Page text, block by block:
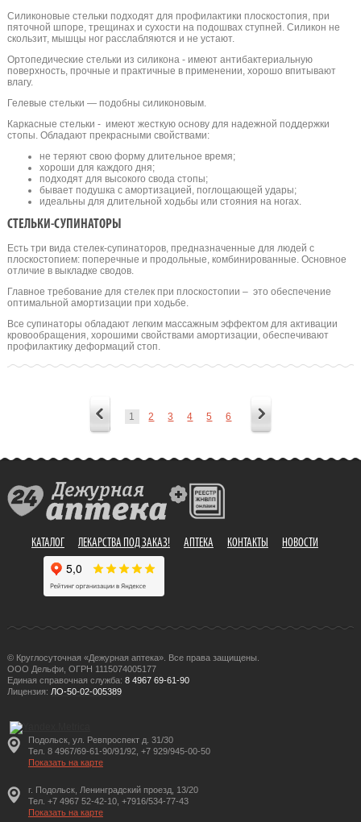
Силиконовые стельки подходят для профилактики плоскостопия, при
пяточной шпоре, трещинах и сухости на подошвах ступней. Силикон не
скользит, мышцы ног расслабляются и не устают.
Ортопедические стельки из силикона - имеют антибактериальную
поверхность, прочные и практичные в применении, хорошо впитывают
влагу.
Гелевые стельки — подобны силиконовым.
Каркасные стельки - имеют жесткую основу для надежной поддержки
стопы. Обладают прекрасными свойствами:
не теряют свою форму длительное время;
хороши для каждого дня;
подходят для высокого свода стопы;
бывает подушка с амортизацией, поглощающей удары;
идеальны для длительной ходьбы или стояния на ногах.
СТЕЛЬКИ-СУПИНАТОРЫ
Есть три вида стелек-супинаторов, предназначенные для людей с
плоскостопием: поперечные и продольные, комбинированные. Основное
отличие в выкладке сводов.
Главное требование для стелек при плоскостопии – это обеспечение
оптимальной амортизации при ходьбе.
Все супинаторы обладают легким массажным эффектом для активации
кровообращения, хорошими свойствами амортизации, обеспечивают
профилактику деформаций стоп.
1 2 3 4 5 6
КАТАЛОГ ЛЕКАРСТВА ПОД ЗАКАЗ! АПТЕКА КОНТАКТЫ НОВОСТИ
© Круглосуточная «Дежурная аптека». Все права защищены.
ООО Дельфи, ОГРН 1115074005177
Единая справочная служба: 8 4967 69-61-90
Лицензия: ЛО-50-02-005389
Подольск, ул. Ревпроспект д. 31/30
Тел. 8 4967/69-61-90/91/92, +7 929/945-00-50
Показать на карте
г. Подольск, Ленинградский проезд, 13/20
Тел. +7 4967 52-42-10, +7916/534-77-43
Показать на карте